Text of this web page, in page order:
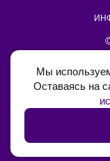
Блог на Boosty
Обратная связь
Политика
Политика
Мы
Оставаясь на